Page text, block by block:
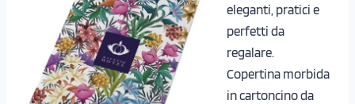
eleganti, pratici e
perfetti da
regalare.
Copertina morbida
in cartoncino da